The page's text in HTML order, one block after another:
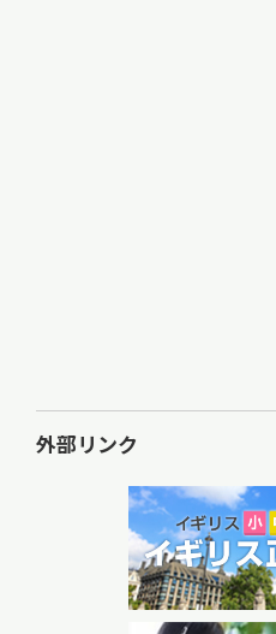
外部リンク